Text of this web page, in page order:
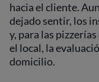
hacia el cliente.
dejado sentir, los
y, para las
el local, la
domicilio.